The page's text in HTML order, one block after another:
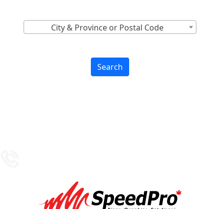
City & Province or Postal Code
Search